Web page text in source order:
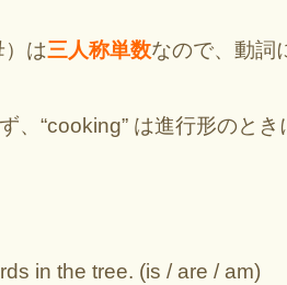
）は三人称単数なので、動詞
、“cooking” は進行形のとき
in the tree. (is / are / am)